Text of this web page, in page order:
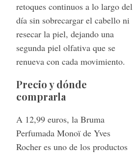
retoques continuos a lo largo del
día sin sobrecargar el cabello ni
resecar la piel, dejando una
segunda piel olfativa que se
renueva con cada movimiento.
Precio y dónde
comprarla
A 12,99 euros, la Bruma
Perfumada Monoï de Yves
Rocher es uno de los productos